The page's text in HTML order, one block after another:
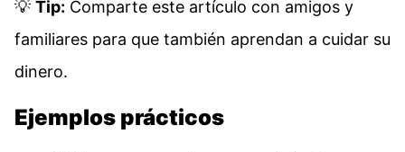
💡 Tip: Comparte este artículo con amigos y
familiares para que también aprendan a cuidar su
dinero.
Ejemplos prácticos